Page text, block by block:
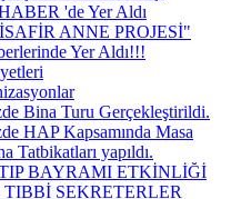
'de Yer Aldı
ANNE PROJESİ"
Yer Aldı!!!
Bina Turu Gerçekleştirildi.
HAP Kapsamında Masa
Tatbikatları yapıldı.
BAYRAMI ETKİNLİĞİ
SEKRETERLER